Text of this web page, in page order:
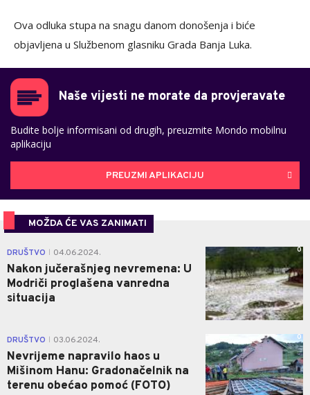
Ova odluka stupa na snagu danom donošenja i biće
objavljena u Službenom glasniku Grada Banja Luka.
Naše vijesti ne morate da provjeravate
Budite bolje informisani od drugih, preuzmite Mondo mobilnu
aplikaciju
PREUZMI APLIKACIJU
MOŽDA ĆE VAS ZANIMATI
DRUŠTVO 04.06.2024.
Nakon jučerašnjeg nevremena: U
Modriči proglašena vanredna
situacija
0
DRUŠTVO 03.06.2024.
Nevrijeme napravilo haos u
Mišinom Hanu: Gradonačelnik na
terenu obećao pomoć (FOTO)
0